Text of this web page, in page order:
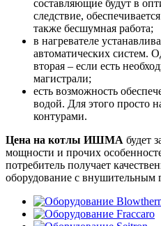
составляющие будут в
следствие,
также бесшумная работа;
в нагревателе
автоматических систем.
вторая – если есть
магистрали;
есть возможность
водой. Для этого просто
контурами.
Цена на котлы ИШМА будет
мощности и прочих
потребитель получает
оборудование с внушительным